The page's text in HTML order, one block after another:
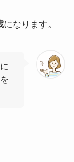
になります。